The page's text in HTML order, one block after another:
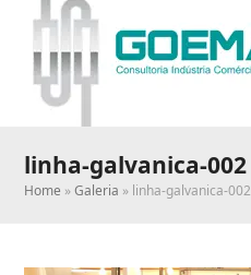
linha-galvanica-002
Home »Galeria » linha-galvanica-002